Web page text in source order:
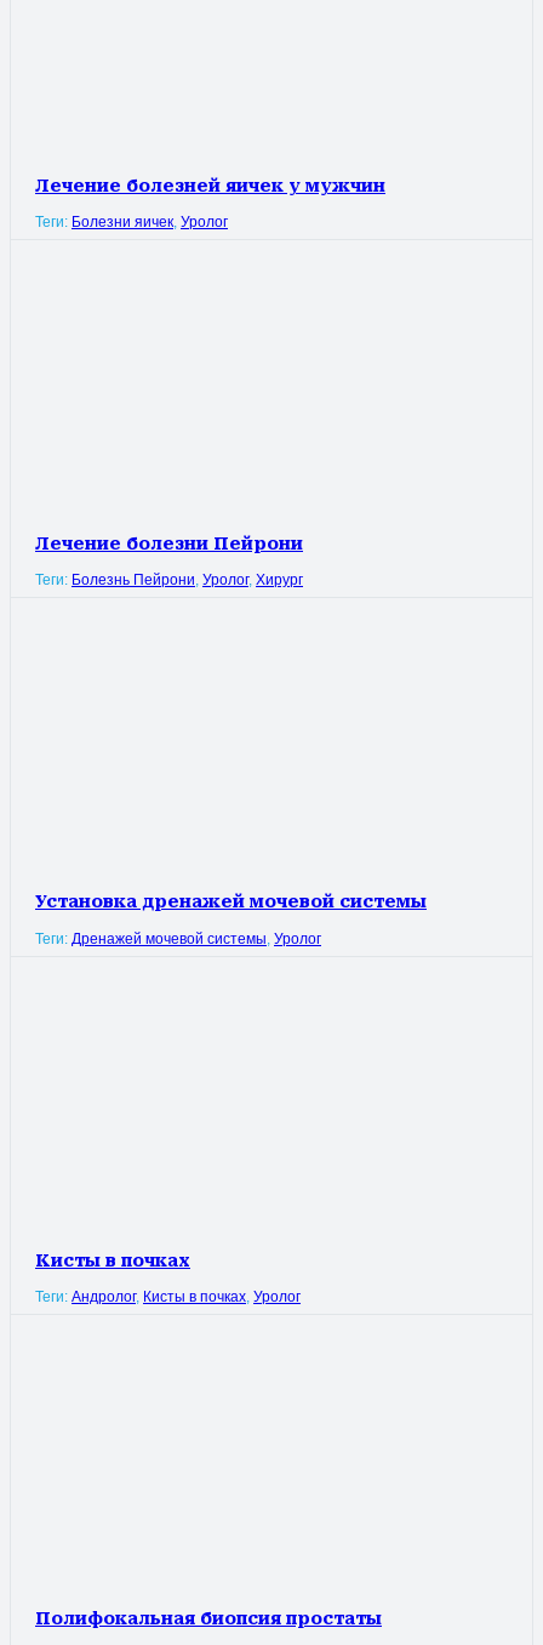
Лечение болезней яичек у мужчин
Теги: Болезни яичек, Уролог
Лечение болезни Пейрони
Теги: Болезнь Пейрони, Уролог, Хирург
Установка дренажей мочевой системы
Теги: Дренажей мочевой системы Уролог
Кисты в почках
Теги: Андролог, Кисты в почках, Уролог
Полифокальная биопсия простаты